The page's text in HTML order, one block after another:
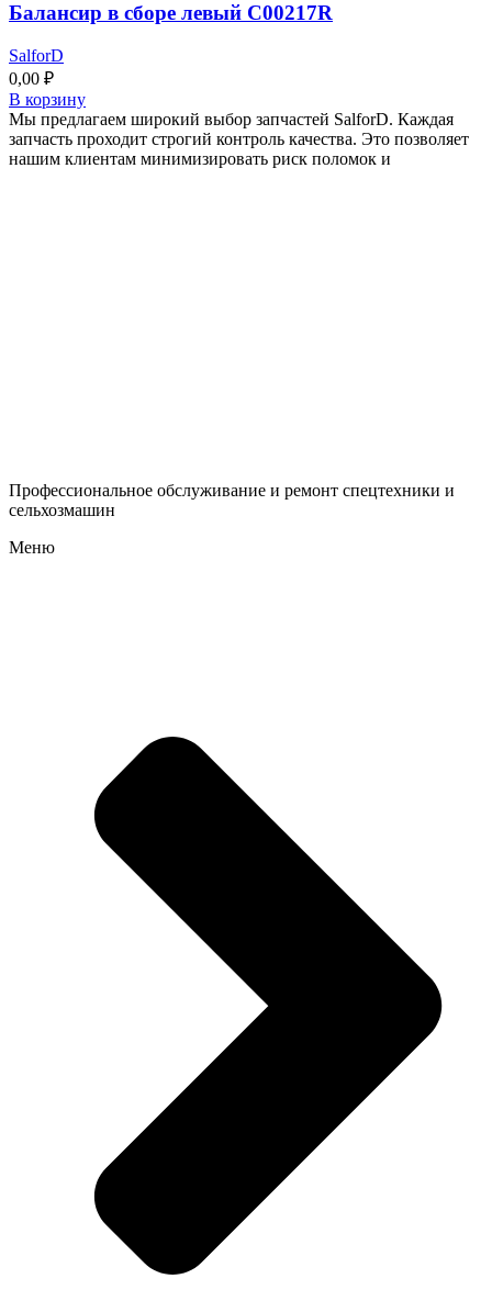
Балансир в сборе левый C00217R
SalforD
0,00 ₽
В корзину
Мы предлагаем широкий выбор запчастей SalforD. Каждая
запчасть проходит строгий контроль качества. Это позволяет
нашим клиентам минимизировать риск поломок и
Профессиональное обслуживание и ремонт спецтехники и
сельхозмашин
Меню